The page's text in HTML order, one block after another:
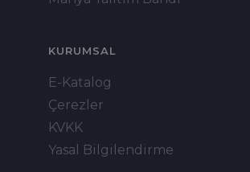
KURUMSAL
E-Katalog
Çerezler
KVKK
Yasal Bilgilendirme